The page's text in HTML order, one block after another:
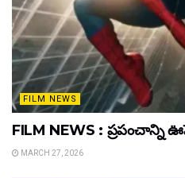
FILM NEWS
FILM NEWS : ప్రపంచాన్ని
MARCH 27, 2026